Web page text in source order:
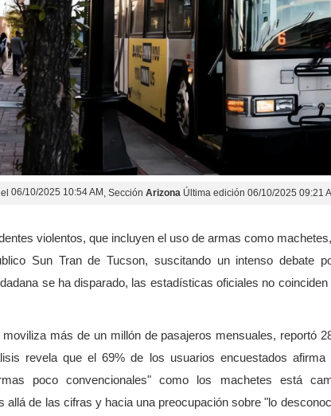
el 06/10/2025 10:54 AM , Sección Arizona Última edición 06/10/2025 09:21
violentos, que incluyen el uso de armas como
Sun Tran de Tucson, suscitando un intenso debate
se ha disparado, las estadísticas oficiales no
moviliza más de un millón de pasajeros mensuales, reportó
revela que el 69% de los usuarios encuestados
poco convencionales" como los machetes está
allá de las cifras y hacia una preocupación sobre "lo